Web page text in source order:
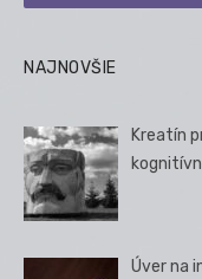
NAJNOVŠIE
Kreatín
Úver na